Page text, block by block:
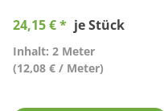
24,15 € * je Stück
Inhalt: 2 Meter
(12,08 € / Meter)